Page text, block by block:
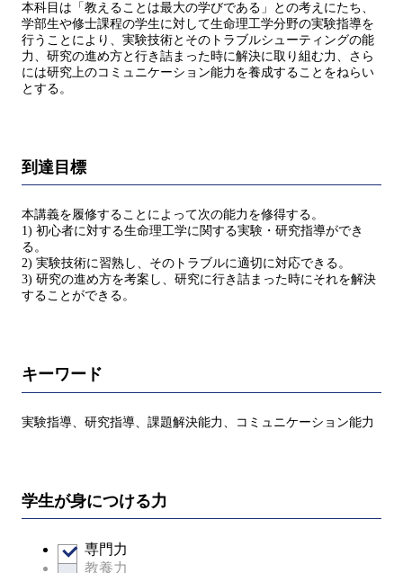
本科目は「教えることは最大の学びである」との考えにたち、
学部生や修士課程の学生に対して生命理工学分野の実験指導を
行うことにより、実験技術とそのトラブルシューティングの能
力、研究の進め方と行き詰まった時に解決に取り組む力、さら
には研究上のコミュニケーション能力を養成することをねらい
とする。
到達目標
本講義を履修することによって次の能力を修得する。
1) 初心者に対する生命理工学に関する実験・研究指導ができ
る。
2) 実験技術に習熟し、そのトラブルに適切に対応できる。
3) 研究の進め方を考案し、研究に行き詰まった時にそれを解決
することができる。
キーワード
実験指導、研究指導、課題解決能力、コミュニケーション能力
学生が身につける力
専門力
教養力